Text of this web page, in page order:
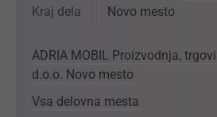
Kraj dela Novo mesto
ADRIA MOBIL Proizvodnja,
d.o.o. Novo mesto
Vsa delovna mesta